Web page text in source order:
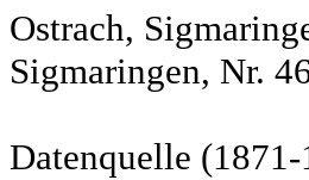
Ostrach,
Sigmaringen, Nr.
Datenquelle